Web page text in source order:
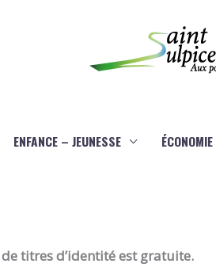
ENFANCE – JEUNESSE
titres d’identité est gratuite.